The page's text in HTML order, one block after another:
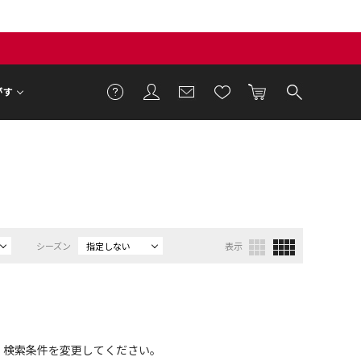
す
シーズン 指定しない 表示
索条件を変更してください。